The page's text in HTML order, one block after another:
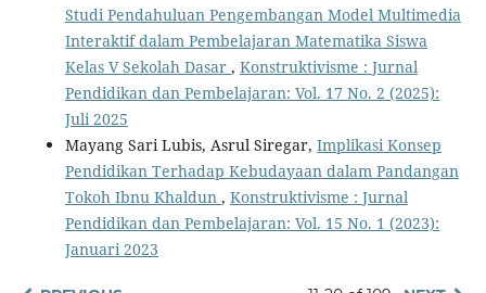
Studi Pendahuluan Pengembangan Model Multimedia
Interaktif dalam Pembelajaran Matematika Siswa
Kelas V Sekolah Dasar , Konstruktivisme : Jurnal
Pendidikan dan Pembelajaran: Vol. 17 No. 2 (2025):
Juli 2025
Mayang Sari Lubis, Asrul Siregar, Implikasi Konsep
Pendidikan Terhadap Kebudayaan dalam Pandangan
Tokoh Ibnu Khaldun , Konstruktivisme : Jurnal
Pendidikan dan Pembelajaran: Vol. 15 No. 1 (2023):
Januari 2023